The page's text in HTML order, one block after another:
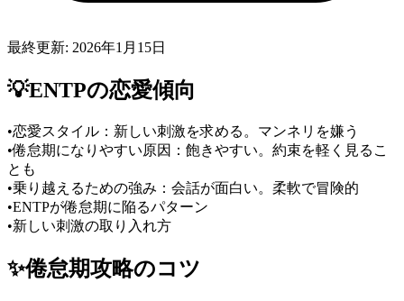
最終更新: 2026年1月15日
💡ENTPの恋愛傾向
•恋愛スタイル：新しい刺激を求める。マンネリを嫌う
•倦怠期になりやすい原因：飽きやすい。約束を軽く見るこ
とも
•乗り越えるための強み：会話が面白い。柔軟で冒険的
•ENTPが倦怠期に陥るパターン
•新しい刺激の取り入れ方
✨倦怠期攻略のコツ